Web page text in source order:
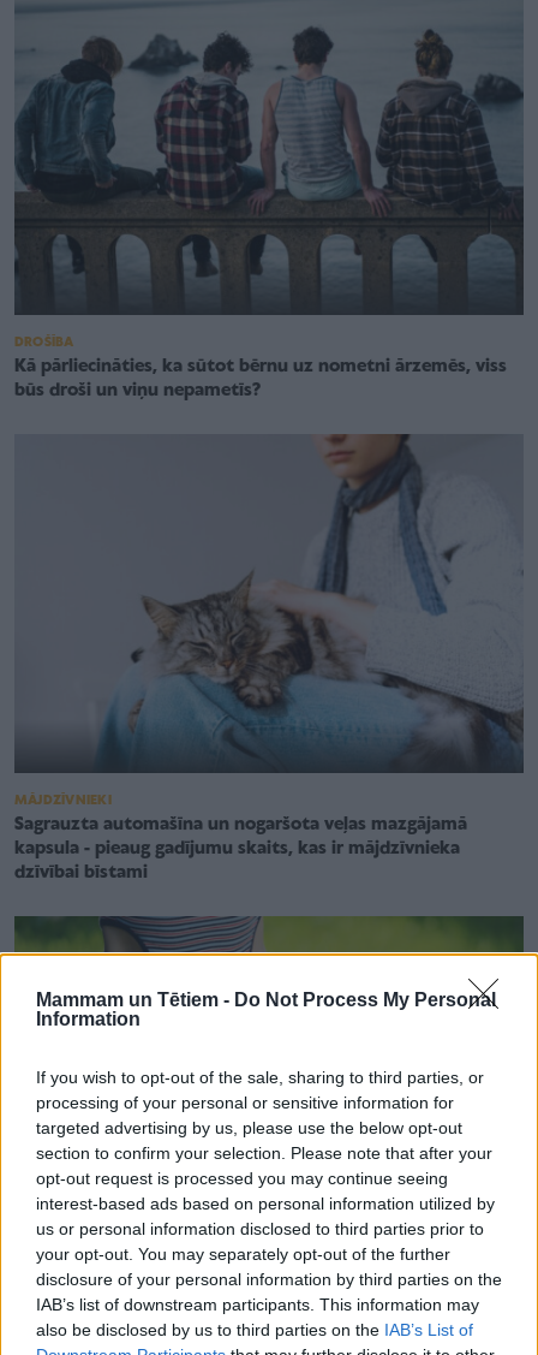
Mammam un Tētiem - Do Not Process My Personal
Information
If you wish to opt-out of the sale, sharing to third parties, or
processing of your personal or sensitive information for
targeted advertising by us, please use the below opt-out
section to confirm your selection. Please note that after your
opt-out request is processed you may continue seeing
interest-based ads based on personal information utilized by
us or personal information disclosed to third parties prior to
your opt-out. You may separately opt-out of the further
disclosure of your personal information by third parties on the
IAB’s list of downstream participants. This information may
also be disclosed by us to third parties on the IAB’s List of
DROŠĪBA
Kā pārliecināties, ka sūtot bērnu uz nometni ārzemēs, viss
būs droši un viņu nepametīs?
MĀJDZĪVNIEKI
Sagrauzta automašīna un nogaršota veļas mazgājamā
kapsula - pieaug gadījumu skaits, kas ir mājdzīvnieka
dzīvībai bīstami
DROŠĪBA
BALTA aicina – piesakies BEZMAKSAS nelaimes gadījumu
apdrošināšanai savam bērnam un pārbaudi zināšanas!